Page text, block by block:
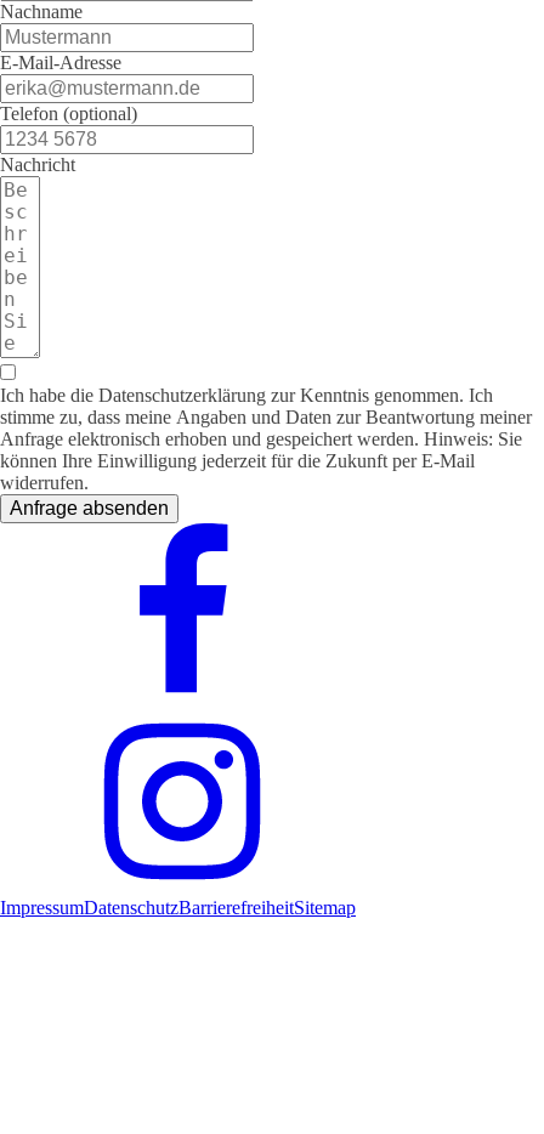
Nachname
E-Mail-Adresse
Telefon (optional)
Nachricht
Ich habe die Datenschutzerklärung zur Kenntnis genommen. Ich
stimme zu, dass meine Angaben und Daten zur Beantwortung meiner
Anfrage elektronisch erhoben und gespeichert werden. Hinweis: Sie
können Ihre Einwilligung jederzeit für die Zukunft per E-Mail
widerrufen.
Anfrage absenden
ImpressumDatenschutzBarrierefreiheitSitemap